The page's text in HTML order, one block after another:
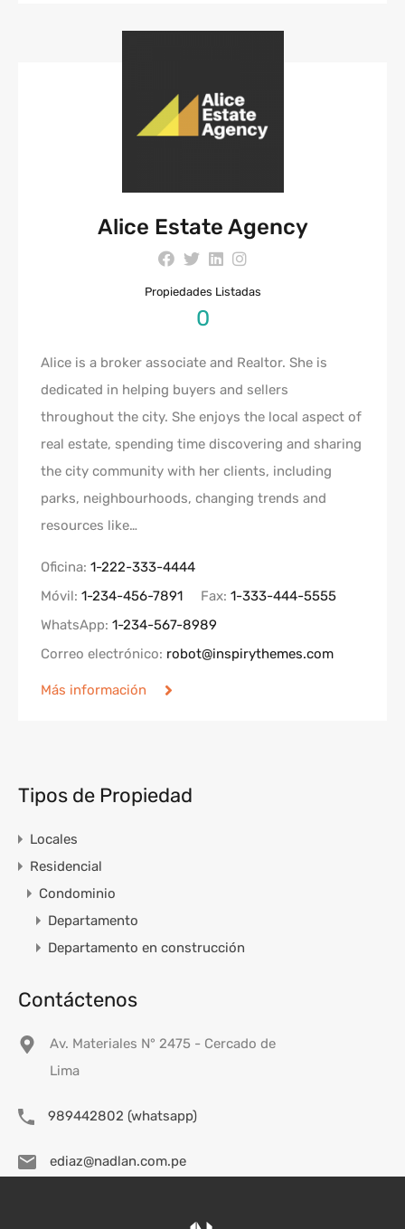
Alice Estate Agency
Propiedades Listadas
0
Alice is a broker associate and Realtor. She is
dedicated in helping buyers and sellers
throughout the city. She enjoys the local aspect of
real estate, spending time discovering and sharing
the city community with her clients, including
parks, neighbourhoods, changing trends and
resources like…
Oficina: 1-222-333-4444
Móvil: 1-234-456-7891 Fax: 1-333-444-5555
WhatsApp: 1-234-567-8989
Correo electrónico: robot@inspirythemes.com
Más información
Tipos de Propiedad
Locales
Residencial
Condominio
Departamento
Departamento en construcción
Contáctenos
Av. Materiales N° 2475 - Cercado de
Lima
989442802 (whatsapp)
ediaz@nadlan.com.pe